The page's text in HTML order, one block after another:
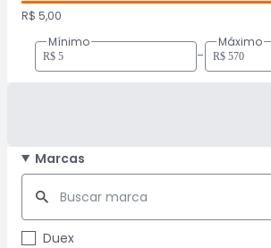
R$ 5,00
Mínimo
-
Máximo
Marcas
Duex